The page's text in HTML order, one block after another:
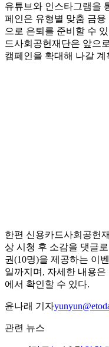
유튜브와 인스타그램을
페인은 유형별 맞춤 금
으로 은퇴를 준비할 수
드사회공헌재단은 앞으
캠페인을 확대해 나갈 계
한편 신용카드사회공헌
상 시청 후 소감을 댓글
권(10명)을 제공하는 이
일까지며, 자세한 내용
에서 확인할 수 있다.
윤나래 기자
관련 뉴스